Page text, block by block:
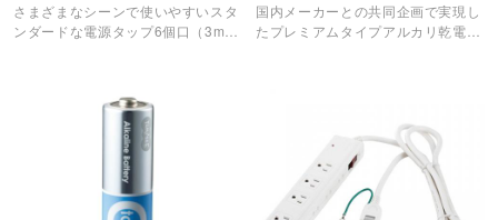
さまざまなシーンで使いやすいスタ
ンダードな電源タップ6個口（3m）
国内メーカーとの共同企画で実現し
たプレミアムタイプアルカリ乾電